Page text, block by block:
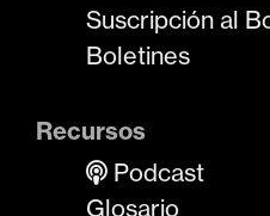
Suscripción al
Boletines
Recursos
Podcast
Glosario